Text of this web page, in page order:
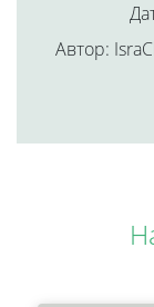
Автор: